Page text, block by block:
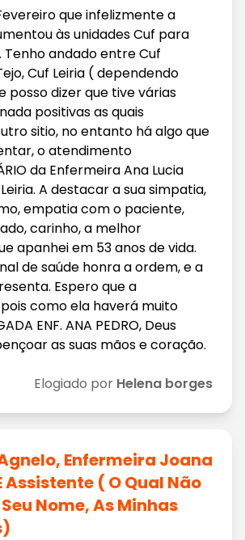
que infelizmente a
às unidades Cuf para
Tenho andado entre Cuf
Cuf Leiria ( dependendo
posso dizer que tive várias
positivas as quais
sitio, no entanto há algo que
o atendimento
da Enfermeira Ana Lucia
A destacar a sua simpatia,
empatia com o paciente,
carinho, a melhor
apanhei em 53 anos de vida.
de saúde honra a ordem, e a
Espero que a
como ela haverá muito
ENF. ANA PEDRO, Deus
as suas mãos e coração.
Elogiado por Helena borges
Enfermeira Joana
Assistente ( O Qual Não
Nome, As Minhas